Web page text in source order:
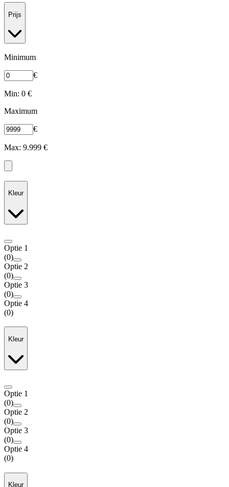
Prijs
Minimum
€
Min: 0 €
Maximum
€
Max: 9.999 €
Kleur
Optie 1
(0)
Optie 2
(0)
Optie 3
(0)
Optie 4
(0)
Kleur
Optie 1
(0)
Optie 2
(0)
Optie 3
(0)
Optie 4
(0)
Kleur